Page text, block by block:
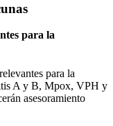
para la
para la
A y B, Mpox, VPH y
asesoramiento